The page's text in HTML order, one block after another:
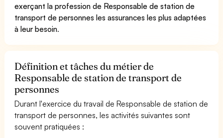
exerçant la profession de Responsable de station de
transport de personnes les assurances les plus adaptées
à leur besoin.
Définition et tâches du métier de
Responsable de station de transport de
personnes
Durant l'exercice du travail de Responsable de station de
transport de personnes, les activités suivantes sont
souvent pratiquées :